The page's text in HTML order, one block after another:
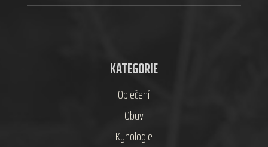
KATEGORIE
Oblečení
Obuv
Kynologie